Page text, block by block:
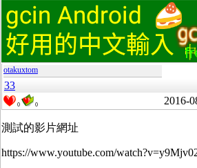
otakuxtom
33
0 0 2016-
測試的影片網址
https://www.youtube.com/